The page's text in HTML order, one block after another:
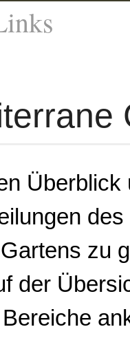
Überblick
des
zu
der